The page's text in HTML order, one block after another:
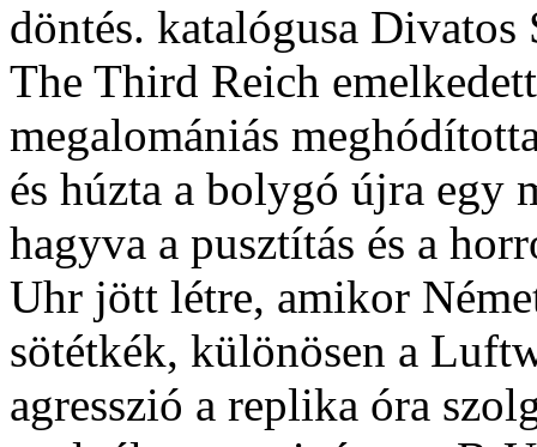
döntés. katalógusa
The Third Reich
megalomániás
és húzta a bolygó újra egy
hagyva a pusztítás és a
Uhr jött létre, amikor
sötétkék, különösen a
agresszió a replika óra